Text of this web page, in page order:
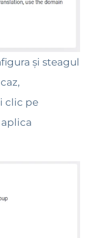
și steagul
clic pe